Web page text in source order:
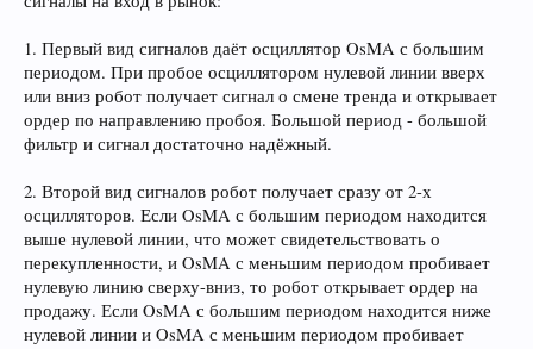
1. Первый вид сигналов даёт осциллятор OsMA с большим
периодом. При пробое осциллятором нулевой линии вверх
или вниз робот получает сигнал о смене тренда и открывает
ордер по направлению пробоя. Большой период - большой
фильтр и сигнал достаточно надёжный.
2. Второй вид сигналов робот получает сразу от 2-х
осцилляторов. Если OsMA с большим периодом находится
выше нулевой линии, что может свидетельствовать о
перекупленности, и OsMA с меньшим периодом пробивает
нулевую линию сверху-вниз, то робот открывает ордер на
продажу. Если OsMA с большим периодом находится ниже
нулевой линии и OsMA с меньшим периодом пробивает